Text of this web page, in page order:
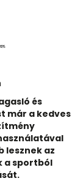
és
már a kedves
lesznek az
a sportból